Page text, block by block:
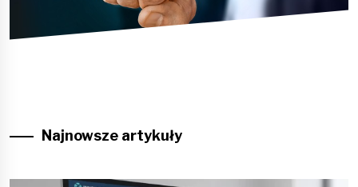
Najnowsze artykuły